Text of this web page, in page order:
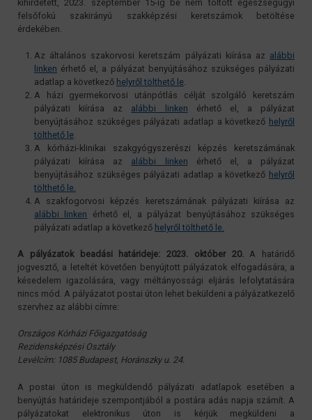
kihirdetett, 2023. szeptember 15-ig be nem töltött egészségügyi
felsőfokú szakirányú szakképzési keretszámok betöltése
érdekében.
Az általános szakorvosi keretszám pályázati kiírása az alábbi
linken érhető el, a pályázat benyújtásához szükséges pályázati
adatlap a következő helyről tölthető le.
A házi gyermekorvosi utánpótlás célját szolgáló keretszám
pályázati kiírása az alábbi linken érhető el, a pályázat
benyújtásához szükséges pályázati adatlap a következő helyről
tölthető le.
A kórházi-klinikai szakgyógyszerészi képzés keretszámának
pályázati kiírása az alábbi linken érhető el, a pályázat
benyújtásához szükséges pályázati adatlap a következő helyről
tölthető le.
A szakfogorvosi képzés keretszámának pályázati kiírása az
alábbi linken érhető el, a pályázat benyújtásához szükséges
pályázati adatlap a következő helyről tölthető le.
A pályázatok beadási határideje: 2023. október 20.A határidő
jogvesztő, a leteltét követően benyújtott pályázatok elfogadására, a
késedelem igazolására, vagy méltányossági eljárás lefolytatására
nincs mód. A pályázatot postai úton lehet beküldeni a pályázatkezelő
szervhez az alábbi címre:
Országos Kórházi Főigazgatóság
Rezidensképzési Osztály
Levélcím: 1085 Budapest, Horánszky u. 24.
A postai úton is megküldendő pályázati adatlapok esetében a
benyújtás határideje szempontjából a postára adás napja számít. A
pályázatokat elektronikus úton is kérjük megküldeni a